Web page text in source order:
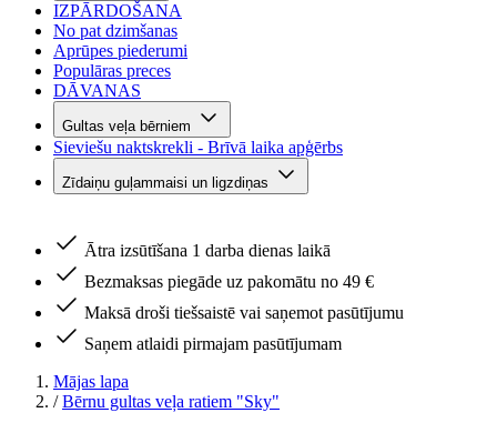
IZPĀRDOŠANA
No pat dzimšanas
Aprūpes piederumi
Populāras preces
DĀVANAS
Gultas veļa bērniem
Sieviešu naktskrekli - Brīvā laika apģērbs
Zīdaiņu guļammaisi un ligzdiņas
Ātra izsūtīšana 1 darba dienas laikā
Bezmaksas piegāde uz pakomātu no 49 €
Maksā droši tiešsaistē vai saņemot pasūtījumu
Saņem atlaidi pirmajam pasūtījumam
Mājas lapa
/ Bērnu gultas veļa ratiem "Sky"